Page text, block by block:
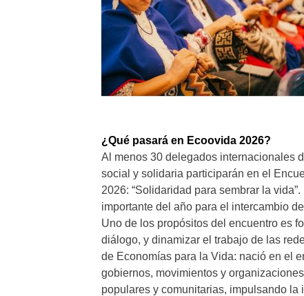
¿Qué pasará en Ecoovida 2026?
Al menos 30 delegados internacionales
social y solidaria participarán en el
2026: “Solidaridad para sembrar la
importante del año para el intercambio
Uno de los propósitos del encuentro es
diálogo, y dinamizar el trabajo de las
de Economías para la Vida: nació en el
gobiernos, movimientos y
populares y comunitarias, impulsando